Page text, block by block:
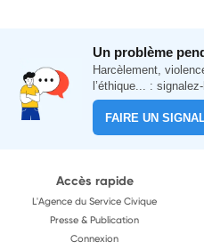
Un problème
Harcèlement,
l’éthique... :
FAIRE UN
Accès rapide
L'Agence du Service Civique
Presse & Publication
Connexion